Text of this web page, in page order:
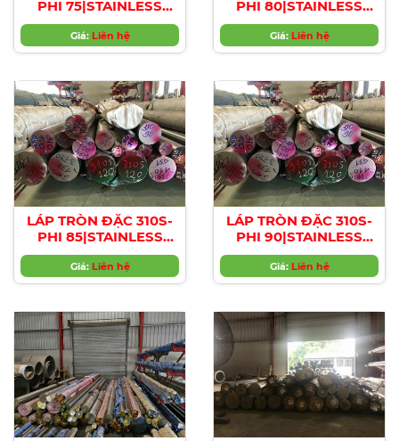
PHI 75|STAINLESS
STEEL 310S ROUND
BAR , Diameter 75mm
Giá: Liên hệ
PHI 80|STAINLESS
STEEL 310S ROUND
BAR , Diameter 80mm
Giá: Liên hệ
LÁP TRÒN ĐẶC 310S-
PHI 85|STAINLESS
STEEL 310S ROUND
BAR , Diameter 85mm
Giá: Liên hệ
LÁP TRÒN ĐẶC 310S-
PHI 90|STAINLESS
STEEL 310S ROUND
BAR , Diameter 90mm
Giá: Liên hệ